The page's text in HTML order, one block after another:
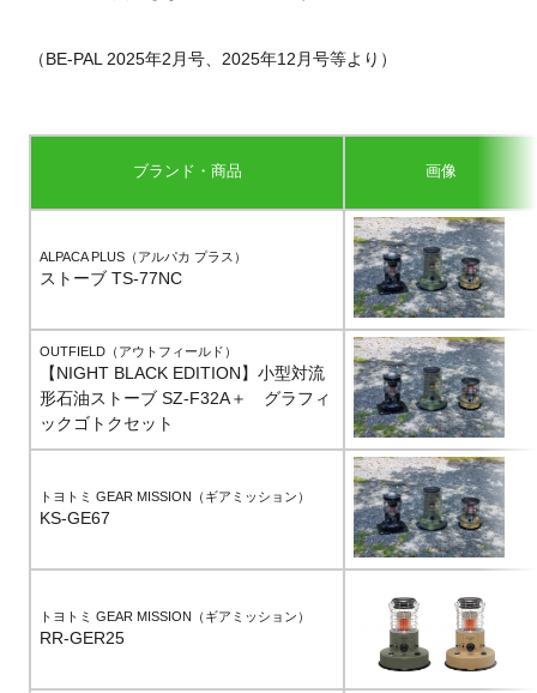
（BE-PAL 2025年2月号、2025年12月号等より）
ブランド・商品 画像
ALPACA PLUS（アルパカ プラス）
ストーブ TS-77NC
OUTFIELD（アウトフィールド）
【NIGHT BLACK EDITION】小型対流
形石油ストーブ SZ-F32A＋ グラフィ
ックゴトクセット
トヨトミ GEAR MISSION（ギアミッション）
KS-GE67
トヨトミ GEAR MISSION（ギアミッション）
RR-GER25